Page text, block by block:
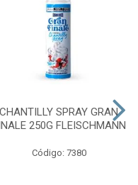
CHANTILLY SPRAY GRAN
250G FLEISCHMANN
Código: 7380